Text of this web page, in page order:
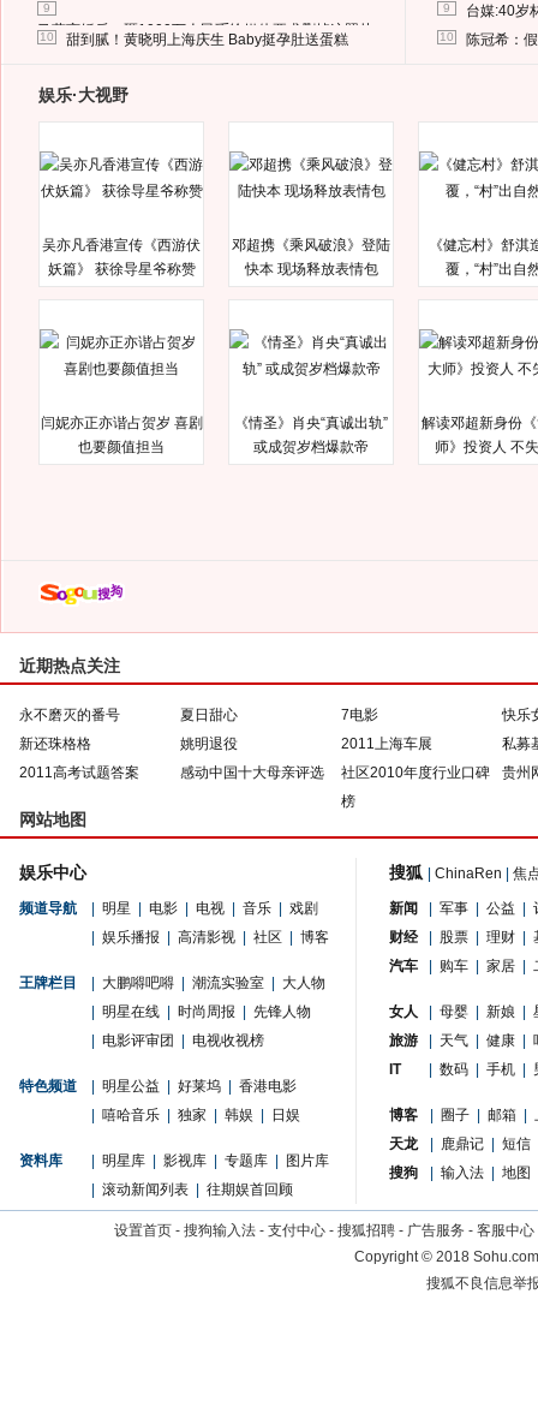
9
马蓉离婚后，砸1000万人民币给媒体要求删掉这照片
10 甜到腻！黄晓明上海庆生 Baby挺孕肚送蛋糕
9 台媒:40岁
10 陈冠希：
娱乐·大视野
吴亦凡香港宣传《西游伏
妖篇》 获徐导星爷称赞
邓超携《乘风破浪》登陆
快本 现场释放表情包
《健忘村》舒淇
覆，“村”出自
闫妮亦正亦谐占贺岁 喜剧
也要颜值担当
《情圣》肖央“真诚出轨”
或成贺岁档爆款帝
解读邓超新身份
师》投资人 不
近期热点关注
永不磨灭的番号 夏日甜心 7电影
快乐
新还珠格格
姚明退役 2011上海车展
私募
2011高考试题答案
感动中国十大母亲评选
社区2010年度行业口碑
榜
贵州
网站地图
娱乐中心
频道导航 明星 电影 电视 音乐
戏剧
娱乐播报 高清影视 社区 博客
王牌栏目 大鹏嘚吧嘚 潮流实验室
大人物
明星在线 时尚周报
先锋人物
电影评审团 电视收视榜
特色频道 明星公益 好莱坞
香港电影
嘻哈音乐 独家 韩娱 日娱
资料库 明星库 影视库 专题库
图片库
滚动新闻列表 往期娱首回顾
搜狐 ChinaRen 焦
新闻 军事 公益
财经
股票 理财
汽车
购车 家居
女人 母婴 新娘
旅游
天气 健康
IT
数码 手机
博客 圈子 邮箱
天龙
鹿鼎记
短信
搜狗
输入法 地图
设置首页 - 搜狗输入法 - 支付中心 - 搜狐招聘 - 广告服务 - 客服中心
Copyright©2018
搜狐不良信息举